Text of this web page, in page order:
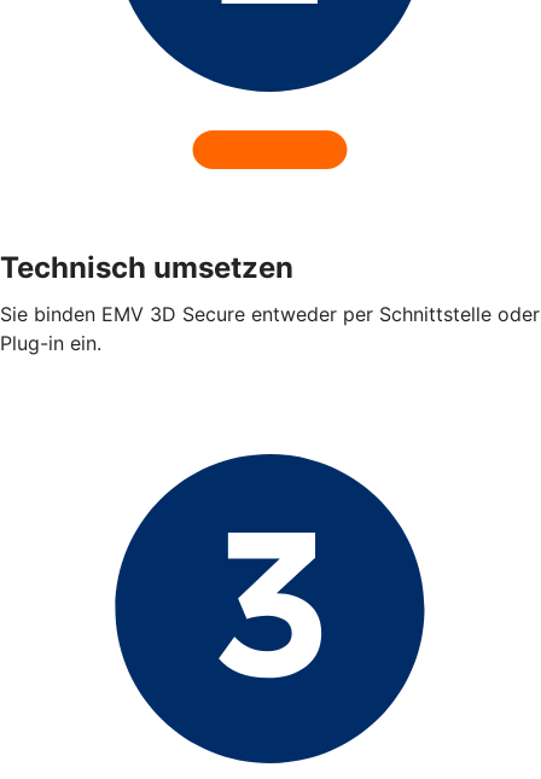
Technisch umsetzen
Sie binden EMV 3D Secure entweder per Schnittstelle oder
Plug-in ein.